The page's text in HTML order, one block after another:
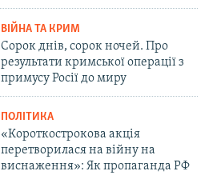
ВІЙНА ТА КРИМ
Сорок днів, сорок ночей. Про
результати кримської операції з
примусу Росії до миру
ПОЛІТИКА
«Короткострокова акція
перетворилася на війну на
виснаження»: Як пропаганда РФ